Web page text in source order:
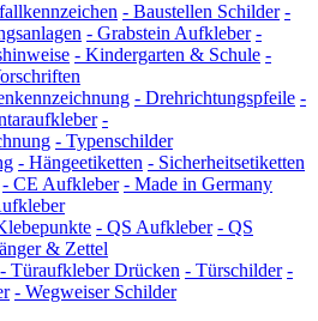
- Baustellen Schilder -
- Grabstein Aufkleber -
- Kindergarten & Schule -
- Drehrichtungspfeile -
-
- Typenschilder
- Hängeetiketten - Sicherheitsetiketten
- CE Aufkleber - Made in Germany
- QS Aufkleber - QS
& Zettel
- Türaufkleber Drücken - Türschilder -
- Wegweiser Schilder